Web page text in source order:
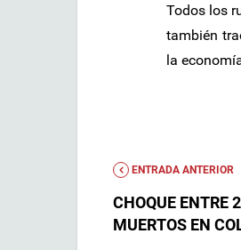
Todos los
también
la
ENTRADA ANTERIOR
CHOQUE ENTRE
MUERTOS EN